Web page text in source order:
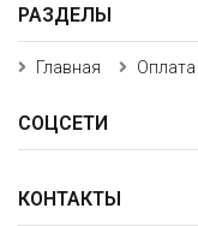
КОНТАКТЫ
РАЗДЕЛЫ
Главная Оплата
СОЦСЕТИ